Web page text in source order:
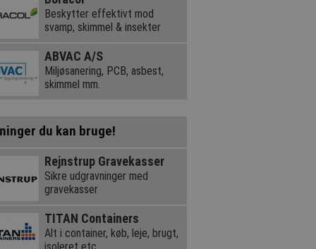
Beskytter effektivt mod
svamp, skimmel & insekter
ABVAC A/S
Miljøsanering, PCB, asbest,
skimmel mm.
du kan bruge!
Rejnstrup Gravekasser
Sikre udgravninger med
gravekasser
TITAN Containers
Alt i container, køb, leje, brugt,
isoleret etc